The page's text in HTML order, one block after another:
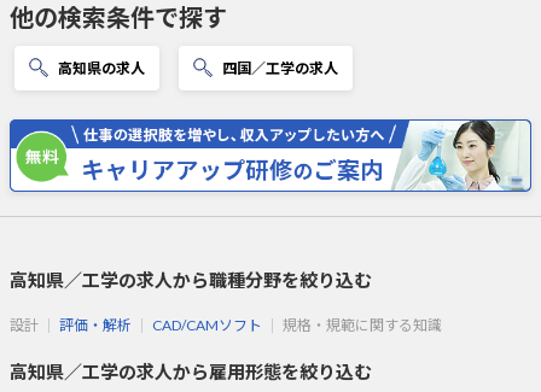
他の検索条件で探す
高知県の求人 四国／工学の求人
高知県／工学の求人から職種分野を絞り込む
設計 評価・解析 CAD/CAMソフト 規格・規範に関する知識
高知県／工学の求人から雇用形態を絞り込む